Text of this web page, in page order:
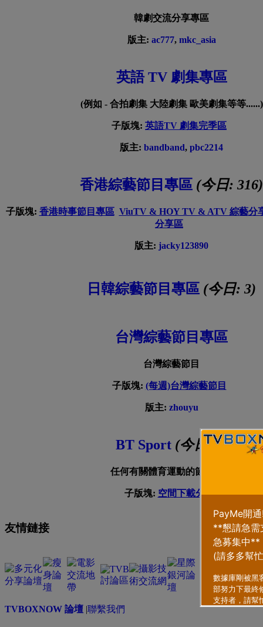
韓劇交流分享專區
版主: ac777, mkc_asia
英語 TV 劇集專區
(例如 - 合拍劇集 大陸劇集 歐美劇集等等......)
子版塊: 英語TV 劇集完季區
版主: bandband, pbc2214
香港綜藝節目專區 (今日: 316)
子版塊: 香港時事節目專區 ViuTV & HOY TV & ATV 綜藝分
分享區
版主: jacky123890
日韓綜藝節目專區 (今日: 3)
台灣綜藝節目專區
台灣綜藝節目
子版塊: (每週)台灣綜藝節目
版主: zhouyu
BT Sport(今日:8)
任何有關體育運動的節目分享
子版塊: 空間下載分享
友情鏈接
TVBOXNOW 論壇 |聯繫我們